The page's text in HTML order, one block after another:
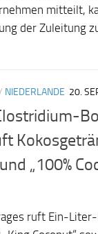
mitteilt,
der Zuleitung
NIEDERLANDE 20.
„100%
ruft Ein-